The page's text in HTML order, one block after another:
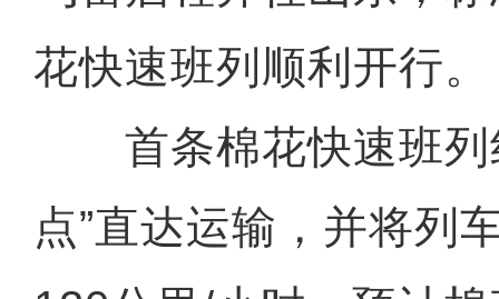
花快速班列顺利开行。
首条棉花快速班列
点”直达运输，并将列